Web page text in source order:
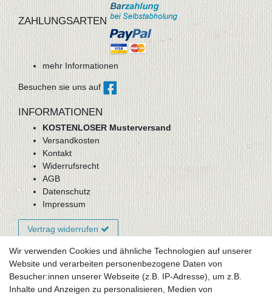
ZAHLUNGSARTEN
mehr Informationen
Besuchen sie uns auf
INFORMATIONEN
KOSTENLOSER Musterversand
Versandkosten
Kontakt
Widerrufsrecht
AGB
Datenschutz
Impressum
Vertrag widerrufen
Newsletter-Anmeldung
FAQ / Fragen
Wir verwenden Cookies und ähnliche Technologien auf unserer
Website und verarbeiten personenbezogene Daten von
Besucher:innen unserer Webseite (z.B. IP-Adresse), um z.B.
Inhalte und Anzeigen zu personalisieren, Medien von